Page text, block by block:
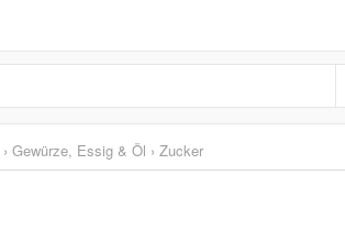
› Gewürze, Essig & Öl › Zucker